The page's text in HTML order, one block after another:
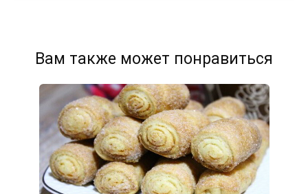
Вам также может понравиться